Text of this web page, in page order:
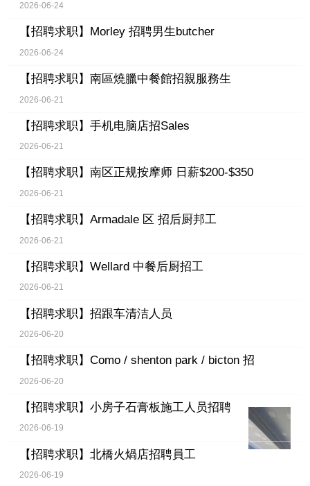
2026-06-24
【招聘求职】 Morley 招聘男生butcher
2026-06-24
【招聘求职】 南區燒臘中餐館招親服務生
2026-06-21
【招聘求职】 手机电脑店招Sales
2026-06-21
【招聘求职】 南区正规按摩师 日薪$200-$350
2026-06-21
【招聘求职】 Armadale 区 招后厨邦工
2026-06-21
【招聘求职】 Wellard 中餐后厨招工
2026-06-21
【招聘求职】 招跟车清洁人员
2026-06-20
【招聘求职】 Como / shenton park / bicton 招
2026-06-20
【招聘求职】 小房子石膏板施工人员招聘
2026-06-19
【招聘求职】 北橋火煱店招聘員工
2026-06-19